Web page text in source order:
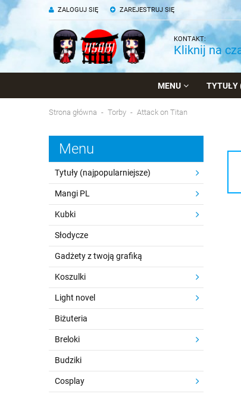
ZAREJESTRUJ SIĘ
ZALOGUJ SIĘ
KONTAKT:
Kliknij na
MENU TYTUŁY
Strona główna Torby Attack on Titan
Menu
Tytuły (najpopularniejsze)
Mangi PL
Kubki
Słodycze
Gadżety z twoją grafiką
Koszulki
Light novel
Biżuteria
Breloki
Budziki
Cosplay